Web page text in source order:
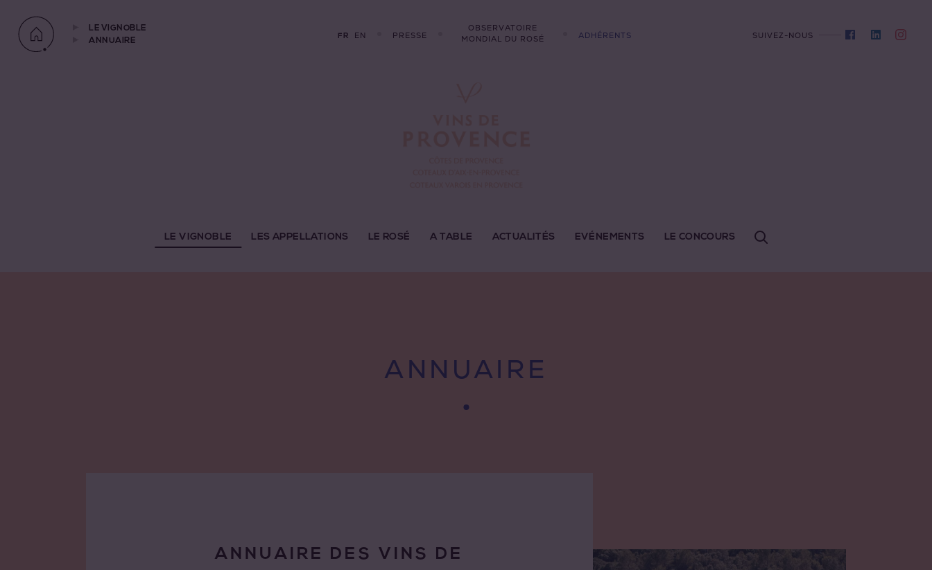
LE VIGNOBLE
ANNUAIRE
FR EN PRESSE
OBSERVATOIRE
MONDIAL DU ROSÉ
ADHÉRENTS SUIVEZ-NOUS
LE VIGNOBLE LES APPELLATIONS LE ROSÉ A TABLE ACTUALITÉS EVÉNEMENTS LE CONCOURS
ANNUAIRE
ANNUAIRE DES VINS DE